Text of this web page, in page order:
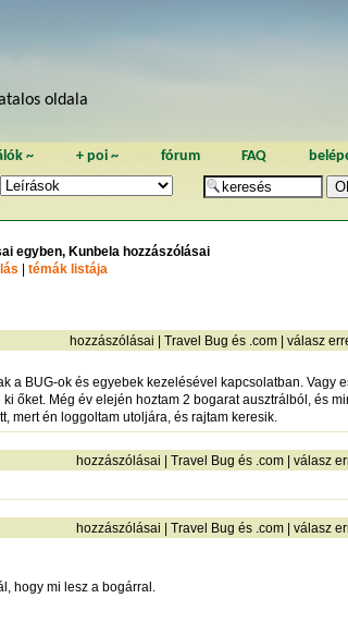
oldala
~ + poi~ fórum FAQ
egyben, Kunbela hozzászólásai
témák listája
hozzászólásai Travel Bug és .com válasz
BUG-ok és egyebek kezelésével kapcsolatban. Vagy
őket. Még év elején hoztam 2 bogarat ausztrálból, és
mert én loggoltam utoljára, és rajtam keresik.
hozzászólásai Travel Bug és .com válasz
hozzászólásai Travel Bug és .com válasz
hogy mi lesz a bogárral.